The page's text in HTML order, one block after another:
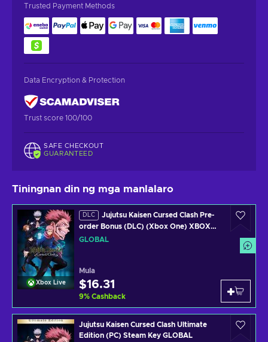
Trusted Payment Methods
Data Encryption & Protection
Trust score 100/100
SAFE CHECKOUT
GUARANTEED
Tiningnan din ng mga manlalaro
Xbox Live
DLC
Jujutsu Kaisen Cursed Clash Pre-
order Bonus (DLC) (Xbox One) XBOX
LIVE Key GLOBAL
GLOBAL
Mula
$16.31
9% Cashback
Jujutsu Kaisen Cursed Clash Ultimate
Edition (PC) Steam Key GLOBAL